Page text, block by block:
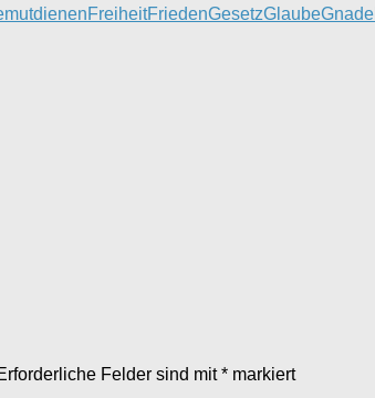
dienenFreiheitFriedenGesetzGlaubeGnade
Felder sind mit* markiert